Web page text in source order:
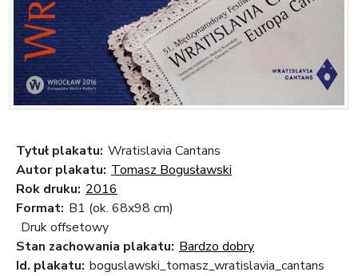
Tytuł plakatu: Wratislavia Cantans
Autor plakatu: Tomasz Bogusławski
Rok druku: 2016
Format: B1 (ok. 68x98 cm)
Druk offsetowy
Stan zachowania plakatu: Bardzo dobry
Id. plakatu: boguslawski_tomasz_wratislavia_cantans